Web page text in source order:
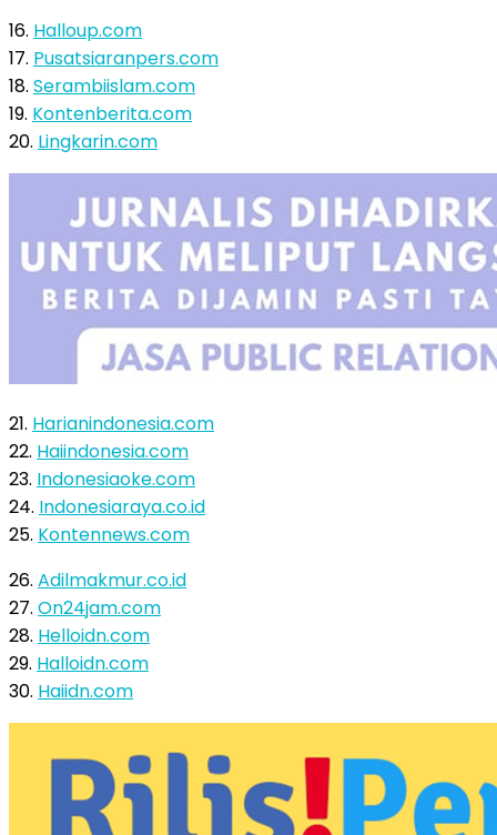
16. Halloup.com
17. Pusatsiaranpers.com
18. Serambiislam.com
19. Kontenberita.com
20. Lingkarin.com
21. Harianindonesia.com
22. Haiindonesia.com
23. Indonesiaoke.com
24. Indonesiaraya.co.id
25. Kontennews.com
26. Adilmakmur.co.id
27. On24jam.com
28. Helloidn.com
29. Halloidn.com
30. Haiidn.com